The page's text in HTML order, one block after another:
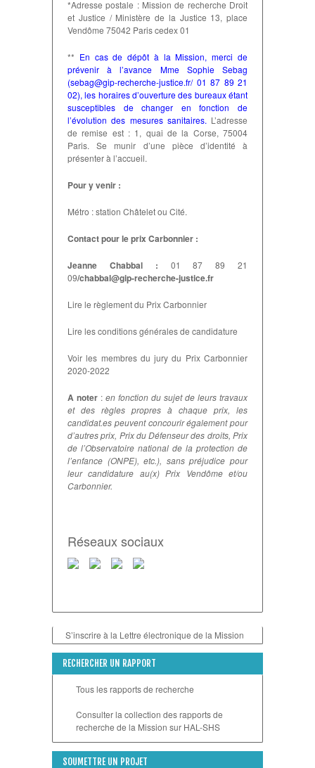
*Adresse postale : Mission de recherche Droit
et Justice / Ministère de la Justice 13, place
Vendôme 75042 Paris cedex 01
** En cas de dépôt à la Mission, merci de
prévenir à l’avance Mme Sophie Sebag
(sebag@gip-recherche-justice.fr/ 01 87 89 21
02), les horaires d’ouverture des bureaux étant
susceptibles de changer en fonction de
l’évolution des mesures sanitaires. L’adresse
de remise est : 1, quai de la Corse, 75004
Paris. Se munir d’une pièce d’identité à
présenter à l’accueil.
Pour y venir :
Métro : station Châtelet ou Cité.
Contact pour le prix Carbonnier :
Jeanne Chabbal : 01 87 89 21
09/chabbal@gip-recherche-justice.fr
Lire le règlement du Prix Carbonnier
Lire les conditions générales de candidature
Voir les membres du jury du Prix Carbonnier
2020-2022
A noter : en fonction du sujet de leurs travaux
et des règles propres à chaque prix, les
candidat.es peuvent concourir également pour
d’autres prix, Prix du Défenseur des droits, Prix
de l’Observatoire national de la protection de
l’enfance (ONPE), etc.), sans préjudice pour
leur candidature au(x) Prix Vendôme et/ou
Carbonnier.
Réseaux sociaux
S’inscrire à la Lettre électronique de la Mission
RECHERCHER UN RAPPORT
Tous les rapports de recherche
Consulter la collection des rapports de
recherche de la Mission sur HAL-SHS
SOUMETTRE UN PROJET